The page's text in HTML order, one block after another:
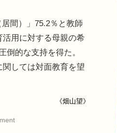
間）」75.2％と教師
用に対する母親の希
的な支持を得た。
しては対面教育を望
《畑山望》